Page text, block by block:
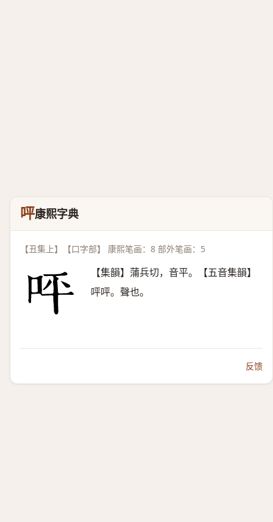
呯康熙字典
【丑集上】【口字部】 康熙笔画：8 部外笔画：5
【集韻】蒲兵切，音平。【五音集韻】
呯呯。聲也。
反馈